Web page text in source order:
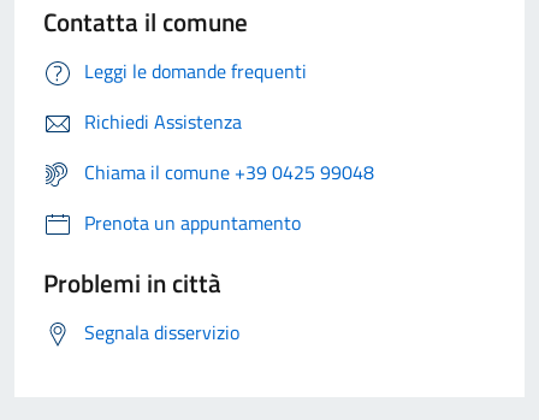
Contatta il comune
Leggi le domande frequenti
Richiedi Assistenza
Chiama il comune +39 0425 99048
Prenota un appuntamento
Problemi in città
Segnala disservizio